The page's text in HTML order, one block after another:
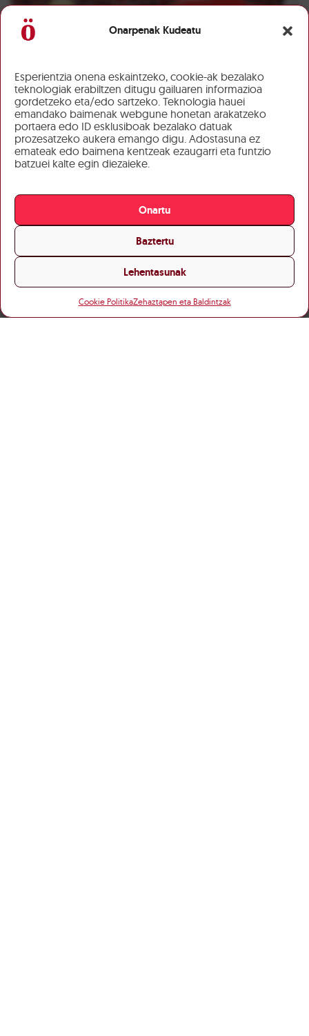
Onarpenak Kudeatu
Esperientzia onena eskaintzeko, cookie-ak bezalako
teknologiak erabiltzen ditugu gailuaren informazioa
gordetzeko eta/edo sartzeko. Teknologia hauei
emandako baimenak webgune honetan arakatzeko
portaera edo ID esklusiboak bezalako datuak
prozesatzeko aukera emango digu. Adostasuna ez
emateak edo baimena kentzeak ezaugarri eta funtzio
batzuei kalte egin diezaieke.
Onartu
Baztertu
Lehentasunak
Cookie PolitikaZehaztapen eta Baldintzak